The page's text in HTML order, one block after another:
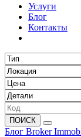
Услуги
Блог
Контакты
ПОИСК
Блог Broker